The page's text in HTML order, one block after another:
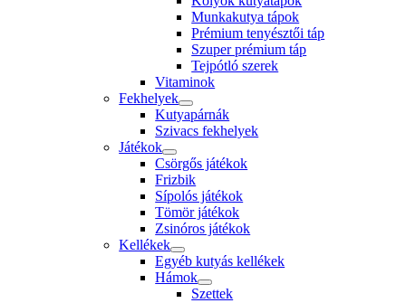
Munkakutya tápok
Prémium tenyésztői táp
Szuper prémium táp
Tejpótló szerek
Vitaminok
Fekhelyek
Kutyapárnák
Szivacs fekhelyek
Játékok
Csörgős játékok
Frizbik
Sípolós játékok
Tömör játékok
Zsinóros játékok
Kellékek
Egyéb kutyás kellékek
Hámok
Szettek